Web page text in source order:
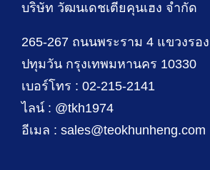
บริษัท วัฒนเดชเตียคุนเฮง จำกัด
265-267 ถนนพระราม 4 แขวงรอง
ปทุมวัน กรุงเทพมหานคร 10330
เบอร์โทร : 02-215-2141
ไลน์ : @tkh1974
อีเมล : sales@teokhunheng.com